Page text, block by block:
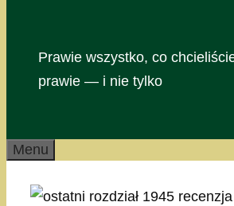
Prawie wszystko, co
prawie — i nie tylko
Menu